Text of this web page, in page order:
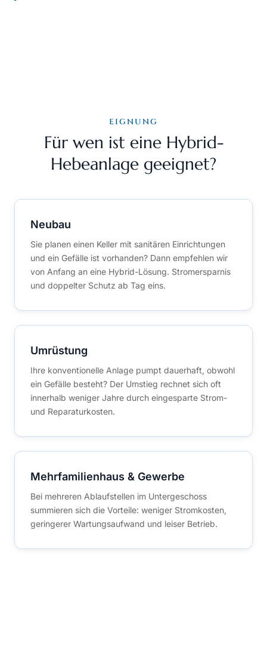
EIGNUNG
Für wen ist eine Hybrid-
Hebeanlage geeignet?
Neubau
Sie planen einen Keller mit sanitären Einrichtungen
und ein Gefälle ist vorhanden? Dann empfehlen wir
von Anfang an eine Hybrid-Lösung. Stromersparnis
und doppelter Schutz ab Tag eins.
Umrüstung
Ihre konventionelle Anlage pumpt dauerhaft, obwohl
ein Gefälle besteht? Der Umstieg rechnet sich oft
innerhalb weniger Jahre durch eingesparte Strom-
und Reparaturkosten.
Mehrfamilienhaus & Gewerbe
Bei mehreren Ablaufstellen im Untergeschoss
summieren sich die Vorteile: weniger Stromkosten,
geringerer Wartungsaufwand und leiser Betrieb.